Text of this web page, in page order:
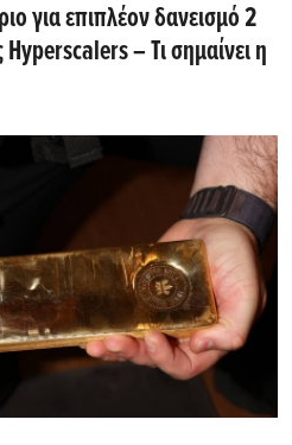
για επιπλέον δανεισμό 2
– Τι σημαίνει η